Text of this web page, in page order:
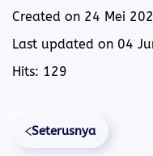
Created on 24 Mei
Last updated on 04
Hits: 129
Seterusnya